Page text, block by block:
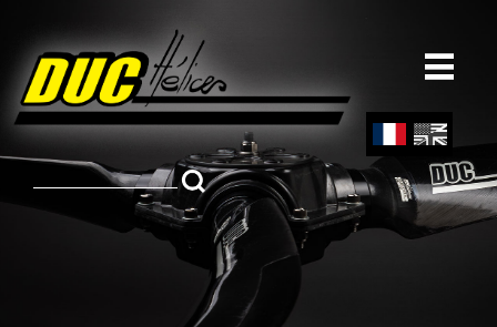
principal
ch
Engl